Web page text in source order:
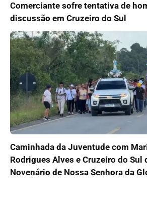
Comerciante sofre tentativa de
discussão em Cruzeiro do Sul
Caminhada da Juventude com
Rodrigues Alves e Cruzeiro do Sul
Novenário de Nossa Senhora da